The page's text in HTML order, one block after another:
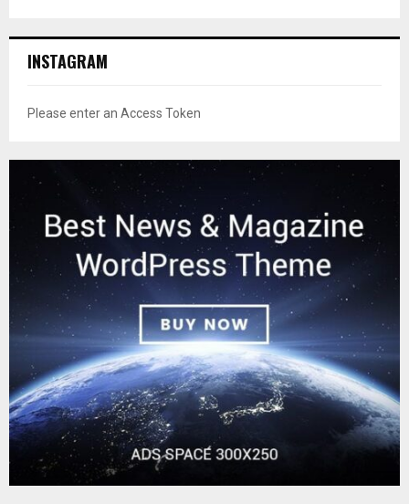
INSTAGRAM
Please enter an Access Token